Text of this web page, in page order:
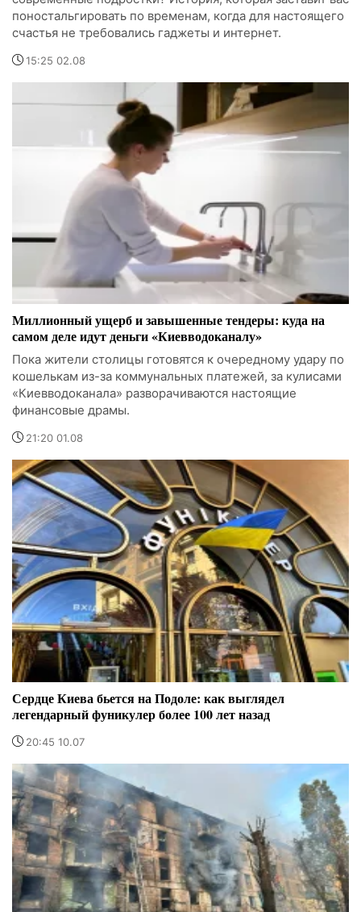
поностальгировать по временам, когда для настоящего
счастья не требовались гаджеты и интернет.
15:25 02.08
Миллионный ущерб и завышенные тендеры: куда на
самом деле идут деньги «Киевводоканалу»
Пока жители столицы готовятся к очередному удару по
кошелькам из-за коммунальных платежей, за кулисами
«Киевводоканала» разворачиваются настоящие
финансовые драмы.
21:20 01.08
Сердце Киева бьется на Подоле: как выглядел
легендарный фуникулер более 100 лет назад
20:45 10.07